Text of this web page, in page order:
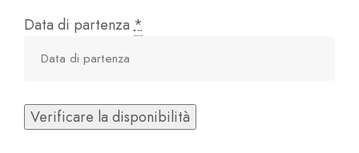
Data di partenza *